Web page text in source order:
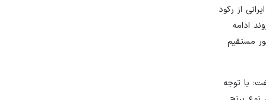
از رکود
ادامه
مستقیم
با توجه